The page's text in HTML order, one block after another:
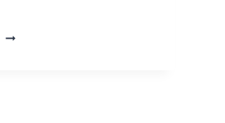
STAGE